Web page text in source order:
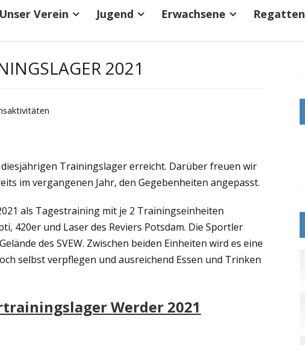
Unser Verein Jugend Erwachsene Regatten
2021
Trainingslager erreicht. Darüber freuen wir
im vergangenen Jahr, den Gegebenheiten angepasst.
als Tagestraining mit je 2 Trainingseinheiten
420er und Laser des Reviers Potsdam. Die Sportler
des SVEW. Zwischen beiden Einheiten wird es eine
selbst verpflegen und ausreichend Essen und Trinken
Werder 2021